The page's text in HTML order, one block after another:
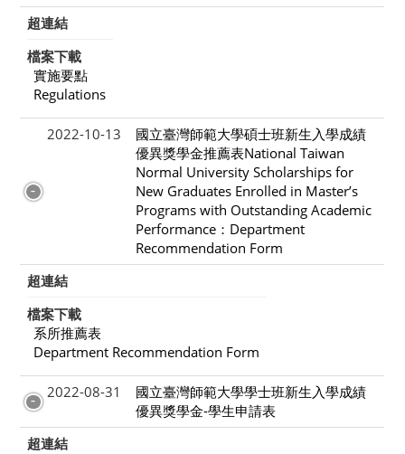
超連結
檔案下載
實施要點
Regulations
2022-10-13
國立臺灣師範大學碩士班新生入學成績
優異獎學金推薦表National Taiwan
Normal University Scholarships for
New Graduates Enrolled in Master’s
Programs with Outstanding Academic
Performance：Department
Recommendation Form
超連結
檔案下載
系所推薦表
Department Recommendation Form
2022-08-31
國立臺灣師範大學學士班新生入學成績
優異獎學金-學生申請表
超連結